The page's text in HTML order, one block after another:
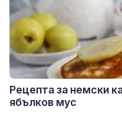
Рецепта за немски
ябълков мус